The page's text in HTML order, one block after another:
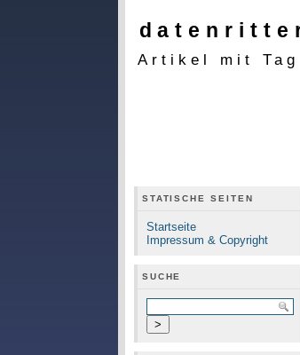
Artikel mit Tag
STATISCHE SEITEN
Startseite
Impressum & Copyright
SUCHE